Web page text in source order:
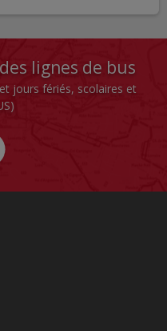
lignes de bus
jours fériés, scolaires et